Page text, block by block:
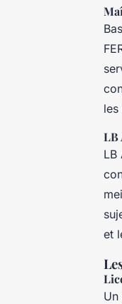
les
LB
LB
et